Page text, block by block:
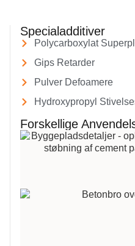
Specialadditiver
Polycarboxylat
Gips Retarder
Pulver Defoamere
Hydroxypropyl
Forskellige